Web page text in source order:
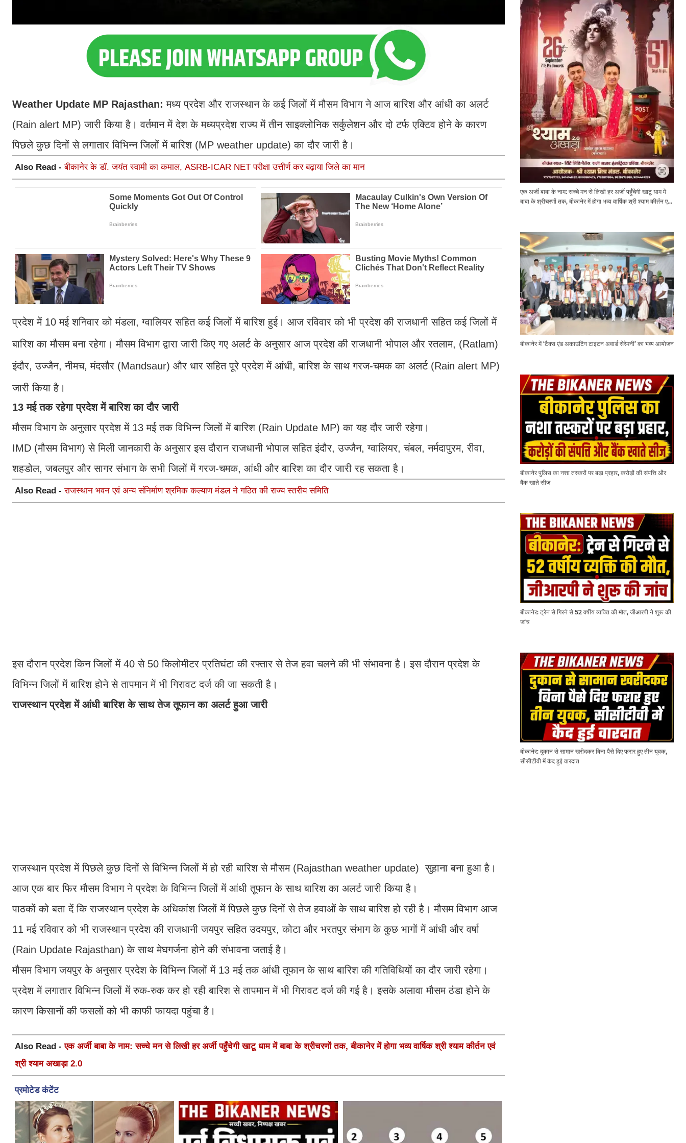
Weather Update MP Rajasthan: मध्य प्रदेश और राजस्थान के कई जिलों में मौसम विभाग ने आज बारिश और आंधी का अलर्ट
(Rain alert MP) जारी किया है। वर्तमान में देश के मध्यप्रदेश राज्य में तीन साइक्लोनिक सर्कुलेशन और दो टर्फ एक्टिव होने के कारण
पिछले कुछ दिनों से लगातार विभिन्न जिलों में बारिश (MP weather update) का दौर जारी है।
Also Read -बीकानेर के डॉ. जयंत स्वामी का कमाल, ASRB-ICAR NET परीक्षा उत्तीर्ण कर बढ़ाया जिले का मान
प्रदेश में 10 मई शनिवार को मंडला, ग्वालियर सहित कई जिलों में बारिश हुई। आज रविवार को भी प्रदेश की राजधानी सहित कई जिलों में
बारिश का मौसम बना रहेगा। मौसम विभाग द्वारा जारी किए गए अलर्ट के अनुसार आज प्रदेश की राजधानी भोपाल और रतलाम, (Ratlam)
इंदौर, उज्जैन, नीमच, मंदसौर (Mandsaur) और धार सहित पूरे प्रदेश में आंधी, बारिश के साथ गरज-चमक का अलर्ट (Rain alert MP)
जारी किया है।
13 मई तक रहेगा प्रदेश में बारिश का दौर जारी
मौसम विभाग के अनुसार प्रदेश में 13 मई तक विभिन्न जिलों में बारिश (Rain Update MP) का यह दौर जारी रहेगा।
IMD (मौसम विभाग) से मिली जानकारी के अनुसार इस दौरान राजधानी भोपाल सहित इंदौर, उज्जैन, ग्वालियर, चंबल, नर्मदापुरम, रीवा,
शहडोल, जबलपुर और सागर संभाग के सभी जिलों में गरज-चमक, आंधी और बारिश का दौर जारी रह सकता है।
Also Read -राजस्थान भवन एवं अन्य संनिर्माण श्रमिक कल्याण मंडल ने गठित की राज्य स्तरीय समिति
इस दौरान प्रदेश किन जिलों में 40 से 50 किलोमीटर प्रतिघंटा की रफ्तार से तेज हवा चलने की भी संभावना है। इस दौरान प्रदेश के
विभिन्न जिलों में बारिश होने से तापमान में भी गिरावट दर्ज की जा सकती है।
राजस्थान प्रदेश में आंधी बारिश के साथ तेज तूफान का अलर्ट हुआ जारी
राजस्थान प्रदेश में पिछले कुछ दिनों से विभिन्न जिलों में हो रही बारिश से मौसम (Rajasthan weather update) सुहाना बना हुआ है।
आज एक बार फिर मौसम विभाग ने प्रदेश के विभिन्न जिलों में आंधी तूफान के साथ बारिश का अलर्ट जारी किया है।
पाठकों को बता दें कि राजस्थान प्रदेश के अधिकांश जिलों में पिछले कुछ दिनों से तेज हवाओं के साथ बारिश हो रही है। मौसम विभाग आज
11 मई रविवार को भी राजस्थान प्रदेश की राजधानी जयपुर सहित उदयपुर, कोटा और भरतपुर संभाग के कुछ भागों में आंधी और वर्षा
(Rain Update Rajasthan) के साथ मेघगर्जना होने की संभावना जताई है।
मौसम विभाग जयपुर के अनुसार प्रदेश के विभिन्न जिलों में 13 मई तक आंधी तूफान के साथ बारिश की गतिविधियों का दौर जारी रहेगा।
प्रदेश में लगातार विभिन्न जिलों में रुक-रुक कर हो रही बारिश से तापमान में भी गिरावट दर्ज की गई है। इसके अलावा मौसम ठंडा होने के
कारण किसानों की फसलों को भी काफी फायदा पहुंचा है।
Also Read -एक अर्जी बाबा के नाम: सच्चे मन से लिखी हर अर्जी पहुँचेगी खाटू धाम में बाबा के श्रीचरणों तक, बीकानेर में होगा भव्य वार्षिक श्री श्याम कीर्तन एवं
श्री श्याम अखाड़ा 2.0
एक अर्जी बाबा के नाम: सच्चे मन से लिखी हर अर्जी पहुँचेगी खाटू धाम में
बाबा के श्रीचरणों तक, बीकानेर में होगा भव्य वार्षिक श्री श्याम कीर्तन एवं
बीकानेर में ‘टैक्स एंड अकाउंटिंग टाइटन अवार्ड सेरेमनी’ का भव्य आयोजन
बीकानेर पुलिस का नशा तस्करों पर बड़ा प्रहार, करोड़ों की संपत्ति और
बैंक खाते सीज
बीकानेर: ट्रेन से गिरने से 52 वर्षीय व्यक्ति की मौत, जीआरपी ने शुरू की
जांच
बीकानेर: दुकान से सामान खरीदकर बिना पैसे दिए फरार हुए तीन युवक,
सीसीटीवी में कैद हुई वारदात